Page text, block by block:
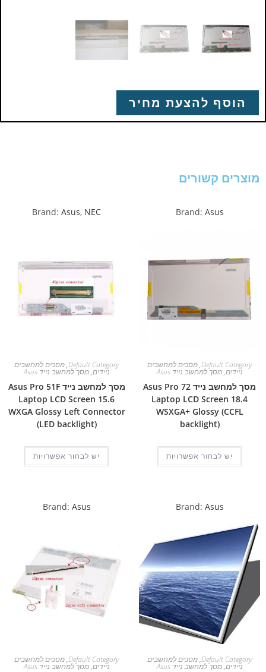
הוסף להצעת מחיר
מוצרים קשורים
Brand: Asus
Default Category
,מסכים למחשבים
ניידים,מסך למחשב נייד Asus
מסך למחשב נייד Asus Pro 72
Laptop LCD Screen 18.4
WSXGA+ Glossy (CCFL
backlight)
יש לבחור אפשרויות
Brand: Asus, NEC
Default Category
,מסכים למחשבים
ניידים,מסך למחשב נייד Asus
מסך למחשב נייד Asus Pro 51F
Laptop LCD Screen 15.6
WXGA Glossy Left Connector
(LED backlight)
יש לבחור אפשרויות
Brand: Asus
Default Category
,מסכים למחשבים
ניידים,מסך למחשב נייד Asus
Brand: Asus
Default Category
,מסכים למחשבים
ניידים,מסך למחשב נייד Asus